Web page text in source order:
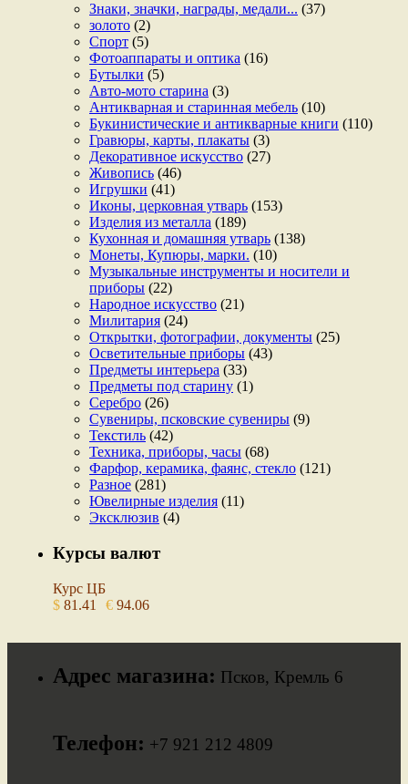
Знаки, значки, награды, медали... (37)
золото (2)
Спорт (5)
Фотоаппараты и оптика (16)
Бутылки (5)
Авто-мото старина (3)
Антикварная и старинная мебель (10)
Букинистические и антикварные книги (110)
Гравюры, карты, плакаты (3)
Декоративное искусство (27)
Живопись (46)
Игрушки (41)
Иконы, церковная утварь (153)
Изделия из металла (189)
Кухонная и домашняя утварь (138)
Монеты, Купюры, марки. (10)
Музыкальные инструменты и носители и
приборы (22)
Народное искусство (21)
Милитария (24)
Открытки, фотографии, документы (25)
Осветительные приборы (43)
Предметы интерьера (33)
Предметы под старину (1)
Серебро (26)
Сувениры, псковские сувениры (9)
Текстиль (42)
Техника, приборы, часы (68)
Фарфор, керамика, фаянс, стекло (121)
Разное (281)
Ювелирные изделия (11)
Эксклюзив (4)
Курсы валют
Курс ЦБ
$ 81.41 € 94.06
Адрес магазина: Псков, Кремль 6
Телефон: +7 921 212 4809